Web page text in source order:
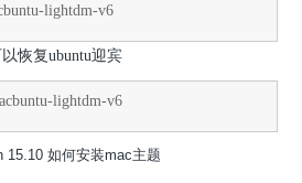
lightdm-v6
恢复ubuntu迎宾
lightdm-v6